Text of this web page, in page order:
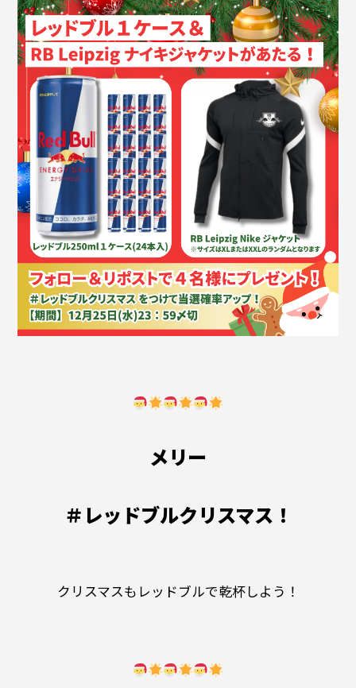
メリー
＃レッドブルクリスマス！
クリスマスもレッドブルで乾杯しよう！